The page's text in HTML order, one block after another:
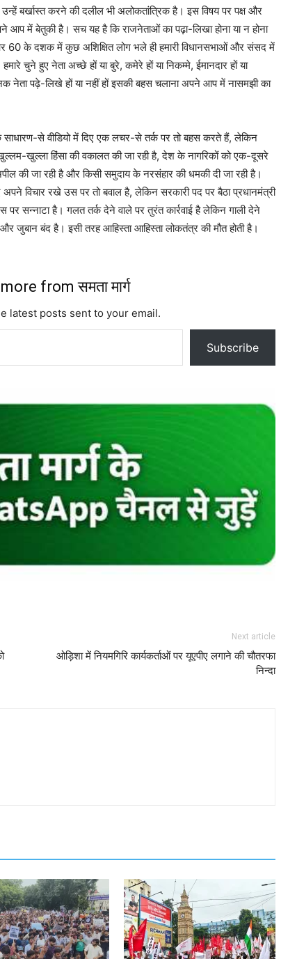
बर्खास्त करने की दलील भी अलोकतांत्रिक है। इस विषय पर पक्ष और
आप में बेतुकी है। सच यह है कि राजनेताओं का पढ़ा-लिखा होना या न होना
60 के दशक में कुछ अशिक्षित लोग भले ही हमारी विधानसभाओं और संसद में
चुने हुए नेता अच्छे हों या बुरे, कमेरे हों या निकम्मे, ईमानदार हों या
नेता पढ़े-लिखे हों या नहीं हों इसकी बहस चलाना अपने आप में नासमझी का
से वीडियो में दिए एक लचर-से तर्क पर तो बहस करते हैं, लेकिन
खुल्ला हिंसा की वकालत की जा रही है, देश के नागरिकों को एक-दूसरे
की जा रही है और किसी समुदाय के नरसंहार की धमकी दी जा रही है।
विचार रखे उस पर तो बवाल है, लेकिन सरकारी पद पर बैठा प्रधानमंत्री
सन्नाटा है। गलत तर्क देने वाले पर तुरंत कार्रवाई है लेकिन गाली देने
जुबान बंद है। इसी तरह आहिस्ता आहिस्ता लोकतंत्र की मौत होती है।
from समता मार्ग
latest posts sent to your email.
Subscribe
Next article
ओड़िशा में नियमगिरि कार्यकर्ताओं पर यूएपीए लगाने की चौतरफा
निन्दा